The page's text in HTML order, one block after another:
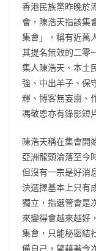
香港民族黨昨晚於
會，陳浩天指該集
集會」，稱有近萬
其提名無效的二零
集人陳浩天、本土
強、中出羊子、保
輝、博客無妄齋、
馮敬恩亦有錄影短
陳浩天稱在集會開
亞洲龍頭淪落至今
但沒有一宗是好消
決選擇基本上只有
獨立，指選管會是
來變得會越來越好
集會，只能秘密結
備自己，望藉著今